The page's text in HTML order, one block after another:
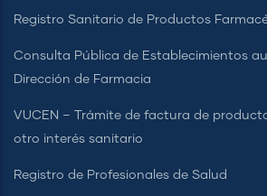
Registro Sanitario de Productos
Consulta Pública de Establecimientos
Dirección de Farmacia
VUCEN – Trámite de factura de
otro interés sanitario
Registro de Profesionales de Salud